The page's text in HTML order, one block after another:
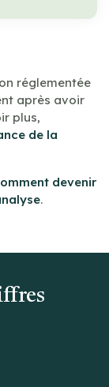
réglementée
après avoir
plus,
de la
devenir
.